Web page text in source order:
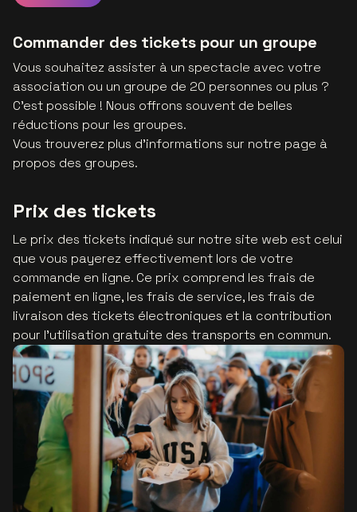
Commander des tickets pour un groupe
Vous souhaitez assister à un spectacle avec votre
association ou un groupe de 20 personnes ou plus ?
C'est possible ! Nous offrons souvent de belles
réductions pour les groupes.
Vous trouverez plus d'informations sur notre page à
propos des groupes.
Prix des tickets
Le prix des tickets indiqué sur notre site web est celui
que vous payerez effectivement lors de votre
commande en ligne. Ce prix comprend les frais de
paiement en ligne, les frais de service, les frais de
livraison des tickets électroniques et la contribution
pour l'utilisation gratuite des transports en commun.